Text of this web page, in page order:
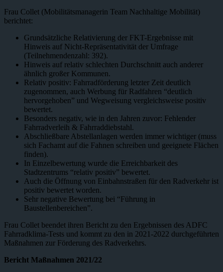
Frau Collet (Mobilitätsmanagerin Team Nachhaltige Mobilität)
berichtet:
Grundsätzliche Relativierung der FKT-Ergebnisse mit
Hinweis auf Nicht-Repräsentativität der Umfrage
(Teilnehmendenzahl: 392).
Hinweis auf relativ schlechten Durchschnitt auch anderer
ähnlich großer Kommunen.
Relativ positiv: Fahrradförderung letzter Zeit deutlich
zugenommen, auch Werbung für Radfahren “deutlich
hervorgehoben” und Wegweisung vergleichsweise positiv
bewertet.
Besonders negativ, wie in den Jahren zuvor: Fehlender
Fahrradverleih & Fahrraddiebstahl.
Abschließbare Abstellanlagen werden immer wichtiger (muss
sich Fachamt auf die Fahnen schreiben und geeignete Flächen
finden).
In Einzelbewertung wurde die Erreichbarkeit des
Stadtzentrums “relativ positiv” bewertet.
Auch die Öffnung von Einbahnstraßen für den Radverkehr ist
positiv bewertet worden.
Sehr negative Bewertung bei “Führung in
Baustellenbereichen”.
Frau Collet beendet ihren Bericht zu den Ergebnissen des ADFC
Fahrradklima-Tests und kommt zu den in 2021-2022 durchgeführten
Maßnahmen zur Förderung des Radverkehrs.
Bericht Maßnahmen 2021/22